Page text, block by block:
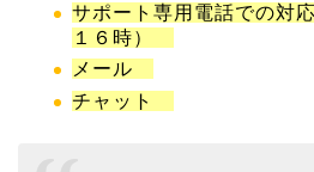
サポート専用電話での対
１６時）
メール
チャット